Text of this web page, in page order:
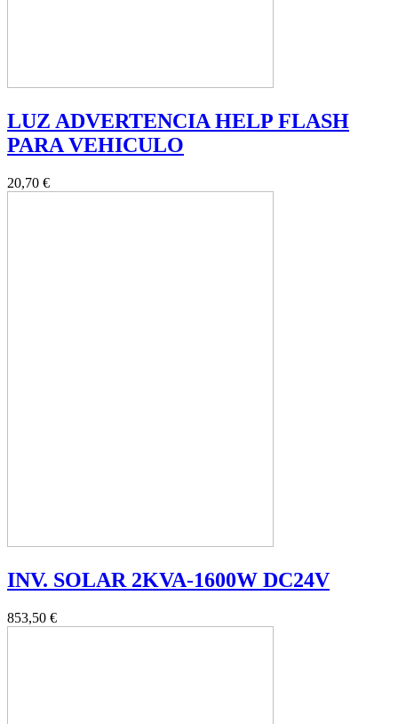
LUZ ADVERTENCIA HELP FLASH
PARA VEHICULO
20,70 €
INV. SOLAR 2KVA-1600W DC24V
853,50 €